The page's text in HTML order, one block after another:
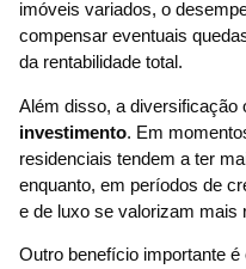
imóveis variados, o
compensar eventuais
da rentabilidade total.
Além disso, a diversificação
investimento. Em
residenciais tendem a ter
enquanto, em períodos de
e de luxo se valorizam mais
Outro benefício importante é